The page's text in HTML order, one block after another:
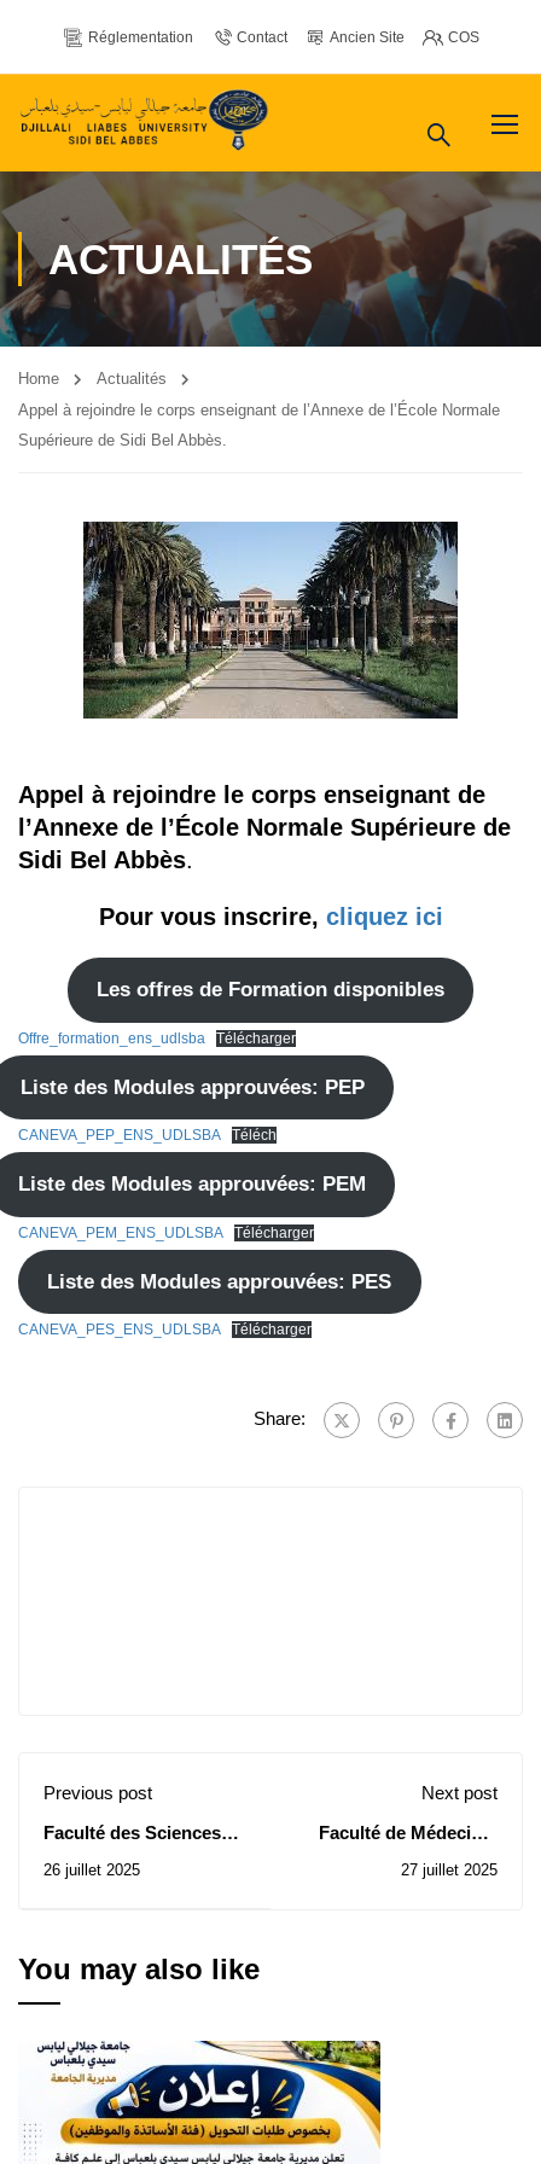
Réglementation Contact Ancien Site COS
ACTUALITÉS
Home
Actualités
Appel à rejoindre le corps enseignant de l’Annexe de l’École Normale
Supérieure de Sidi Bel Abbès.
Appel à rejoindre le corps enseignant de
l’Annexe de l’École Normale Supérieure de
Sidi Bel Abbès.
Pour vous inscrire, cliquez ici
Les offres de Formation disponibles
Offre_formation_ens_udlsba Télécharger
Liste des Modules approuvées: PEP
CANEVA_PEP_ENS_UDLSBA Téléch
Liste des Modules approuvées: PEM
CANEVA_PEM_ENS_UDLSBA Télécharger
Liste des Modules approuvées: PES
CANEVA_PES_ENS_UDLSBA Télécharger
Share:
Previous post
Faculté des Sciences
d’Attribution Provisoire
26 juillet 2025
Next post
Faculté de Médecine:
la 2ème Consultation N°
27 juillet 2025
You may also like